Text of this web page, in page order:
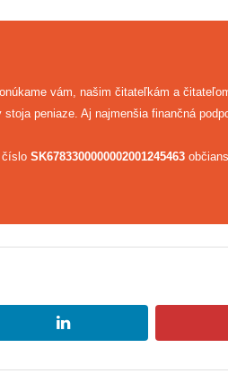
vám, našim čitateľkám a
peniaze. Aj najmenšia finančná
číslo SK6783300000002001245463
linkedin